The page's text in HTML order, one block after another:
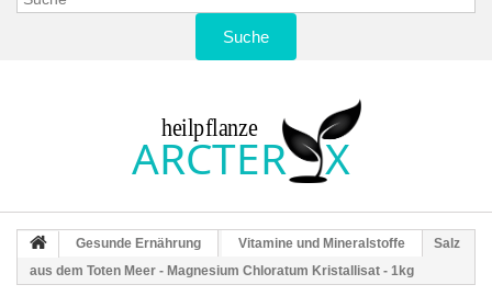
Suche
Gesunde Ernährung Vitamine und Mineralstoffe
Salz
aus dem Toten Meer - Magnesium Chloratum Kristallisat - 1kg